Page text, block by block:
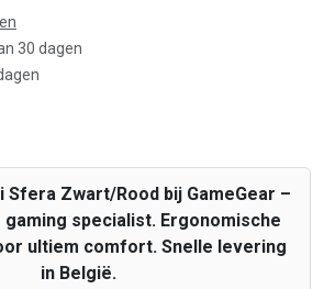
30 dagen
Sfera Zwart/Rood bij GameGear –
gaming specialist. Ergonomische
ultiem comfort. Snelle levering
in België.